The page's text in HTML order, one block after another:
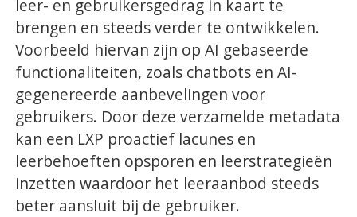
leer- en gebruikersgedrag in kaart te
brengen en steeds verder te ontwikkelen.
Voorbeeld hiervan zijn op AI gebaseerde
functionaliteiten, zoals chatbots en AI-
gegenereerde aanbevelingen voor
gebruikers. Door deze verzamelde metadata
kan een LXP proactief lacunes en
leerbehoeften opsporen en leerstrategieën
inzetten waardoor het leeraanbod steeds
beter aansluit bij de gebruiker.